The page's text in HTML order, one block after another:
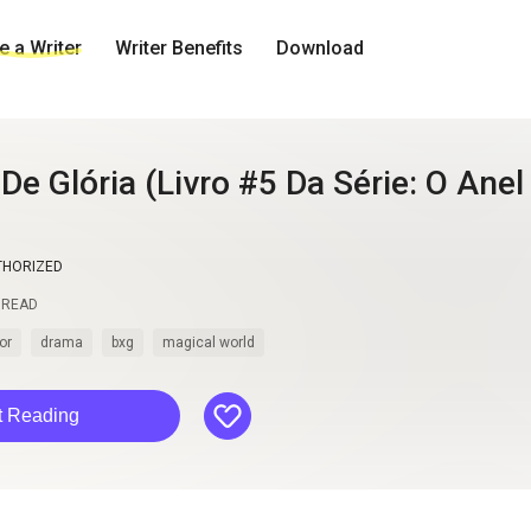
a Writer Writer Benefits Download
Glória (Livro #5 Da Série: O
READ
drama bxg magical world
Reading like